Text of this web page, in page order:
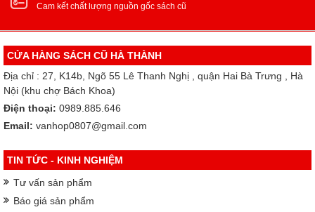
Cam kết chất lượng nguồn gốc sách cũ
CỬA HÀNG SÁCH CŨ HÀ THÀNH
Địa chỉ : 27, K14b, Ngõ 55 Lê Thanh Nghị , quận Hai Bà Trưng , Hà
Nội (khu chợ Bách Khoa)
Điện thoại: 0989.885.646
Email: vanhop0807@gmail.com
TIN TỨC - KINH NGHIỆM
Tư vấn sản phẩm
Báo giá sản phẩm